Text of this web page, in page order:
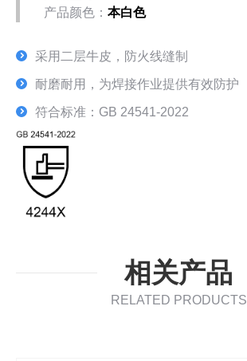
产品颜色： 本白色
采用二层牛皮，防火线缝制
耐磨耐用，为焊接作业提供有效防护
符合标准：GB 24541-2022
相关产品
RELATED PRODUCTS